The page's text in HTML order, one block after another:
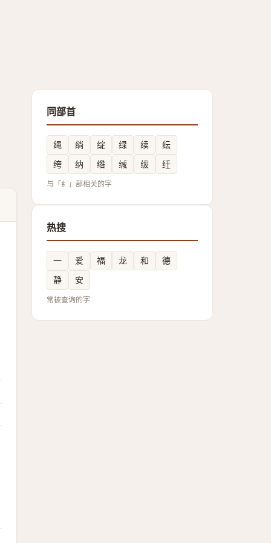
同部首
绳 绱 绽 绿 续
纭
绔
纳 绺 缄 绂 纴
与「纟」部相关的字
热搜
一 爱 福 龙 和
德
静
安
常被查询的字